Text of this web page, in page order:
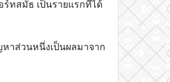
ทสมัธ เป็นรายแรกที่ได้
าส่วนหนึ่งเป็นผลมาจาก